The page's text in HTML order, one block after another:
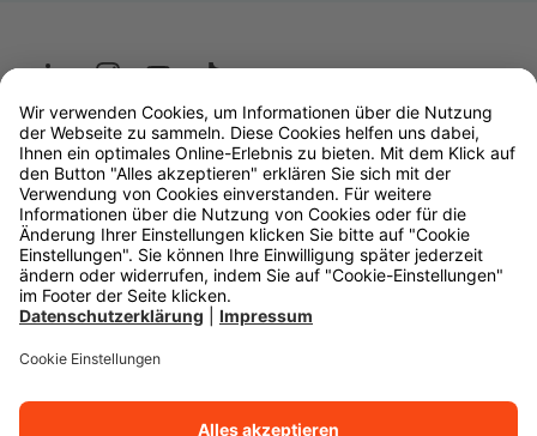
Wüstenrot
W&W Gruppe
OLB Bank
Makler
Impressum
Datenschutz
Rechtliche Hinweise
Cookie-Einstellungen